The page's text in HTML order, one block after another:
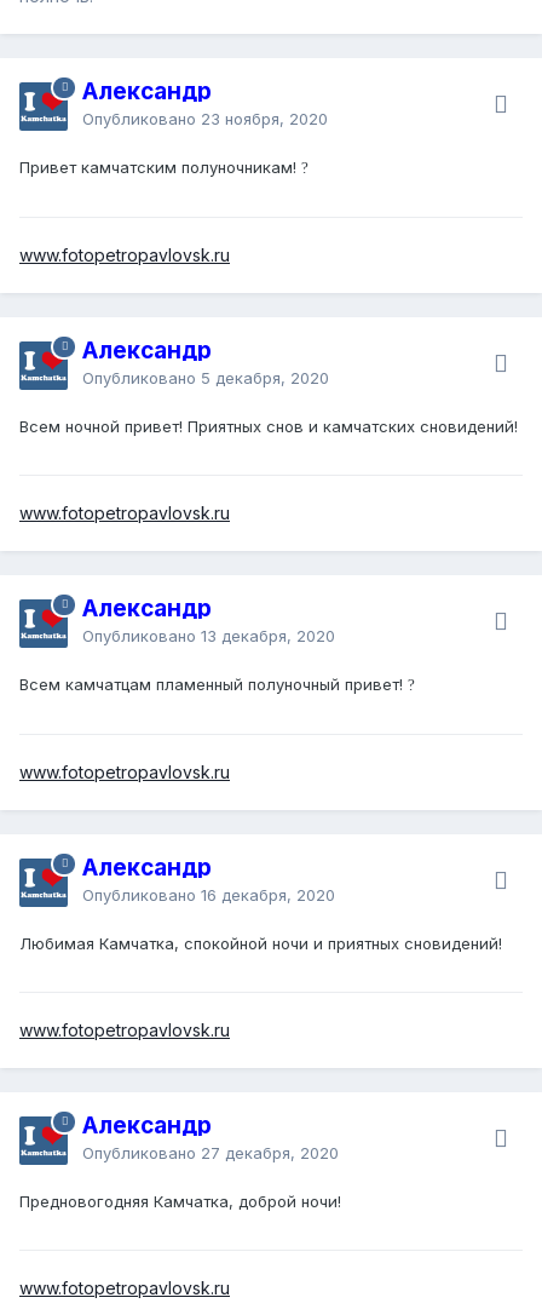
Александр
Опубликовано 23 ноября, 2020
Привет камчатским полуночникам! ?
www.fotopetropavlovsk.ru
Александр
Опубликовано 5 декабря, 2020
Всем ночной привет! Приятных снов и камчатских сновидений!
www.fotopetropavlovsk.ru
Александр
Опубликовано 13 декабря, 2020
Всем камчатцам пламенный полуночный привет! ?
www.fotopetropavlovsk.ru
Александр
Опубликовано 16 декабря, 2020
Любимая Камчатка, спокойной ночи и приятных сновидений!
www.fotopetropavlovsk.ru
Александр
Опубликовано 27 декабря, 2020
Предновогодняя Камчатка, доброй ночи!
www.fotopetropavlovsk.ru